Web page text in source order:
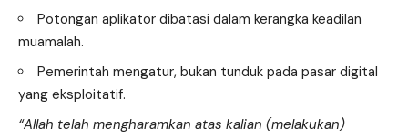
Potongan aplikator dibatasi dalam kerangka keadilan
muamalah.
Pemerintah mengatur, bukan tunduk pada pasar digital
yang eksploitatif.
“Allah telah mengharamkan atas kalian (melakukan)